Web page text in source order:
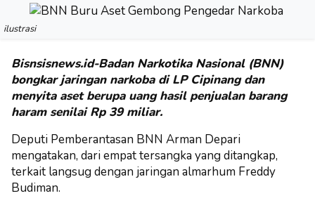
ilustrasi
Bisnsisnews.id-Badan Narkotika Nasional (BNN)
bongkar jaringan narkoba di LP Cipinang dan
menyita aset berupa uang hasil penjualan barang
haram senilai Rp 39 miliar.
Deputi Pemberantasan BNN Arman Depari
mengatakan, dari empat tersangka yang ditangkap,
terkait langsug dengan jaringan almarhum Freddy
Budiman.